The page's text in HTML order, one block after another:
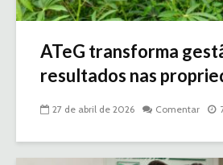
ATeG transforma
resultados nas
27 de abril de 2026 Comentar